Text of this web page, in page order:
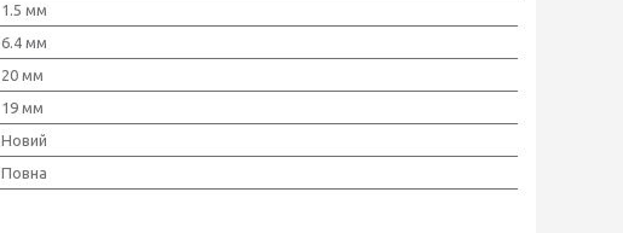
1.5 мм
6.4 мм
20 мм
19 мм
Новий
Повна